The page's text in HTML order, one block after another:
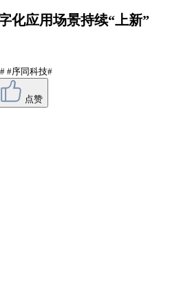
化应用场景持续“上新”
#序同科技#
点赞